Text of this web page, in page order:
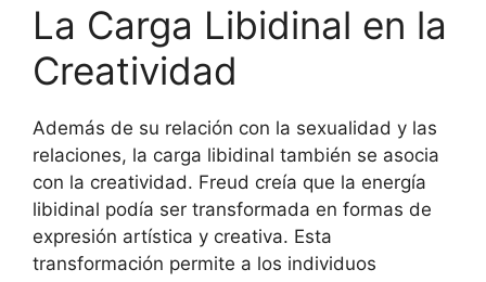
La Carga Libidinal en la
Creatividad
Además de su relación con la sexualidad y las
relaciones, la carga libidinal también se asocia
con la creatividad. Freud creía que la energía
libidinal podía ser transformada en formas de
expresión artística y creativa. Esta
transformación permite a los individuos